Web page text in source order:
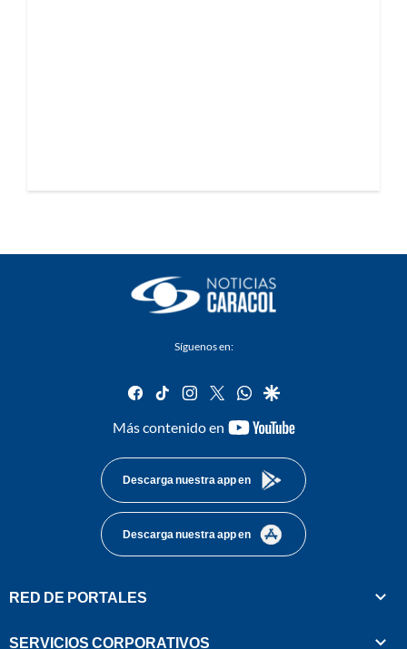
Síguenos en:
facebook
tiktok instagram
twitterwhatsapp
google
Más contenido en
youtube-
Descarga nuestra app en
Descarga nuestra app en
RED DE PORTALES
SERVICIOS CORPORATIVOS